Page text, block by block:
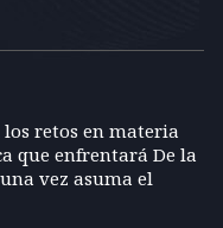
los retos en materia
que enfrentará De la
vez asuma el